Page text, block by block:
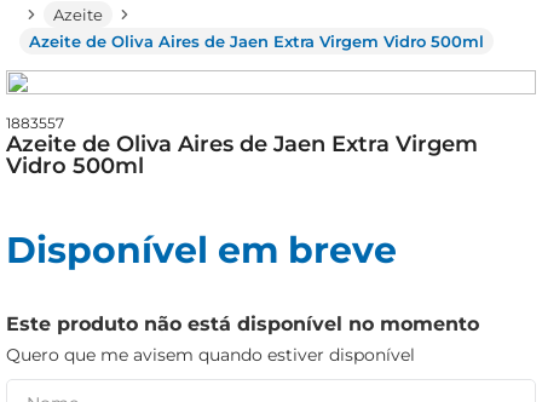
Azeite
Azeite de Oliva Aires de Jaen Extra Virgem Vidro 500ml
1883557
Azeite de Oliva Aires de Jaen Extra Virgem
Vidro 500ml
Disponível em breve
Este produto não está disponível no momento
Quero que me avisem quando estiver disponível
leite
queijo
arroz
biscoito
iogurte
papel higiênico